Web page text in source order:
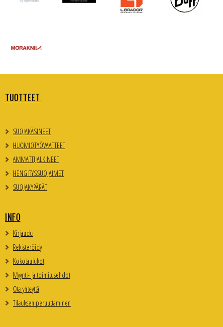
TUOTTEET
SUOJAKÄSINEET
HUOMIOTYÖVAATTEET
AMMATTIJALKINEET
HENGITYSSUOJAIMET
SUOJAKYPÄRÄT
INFO
Kirjaudu
Rekisteröidy
Kokotaulukot
Myynti- ja toimitusehdot
Ota yhteyttä
Tilauksen peruuttaminen